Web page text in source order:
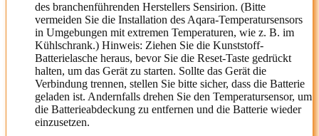
des branchenführenden Herstellers Sensirion. (Bitte
vermeiden Sie die Installation des Aqara-Temperatursensors
in Umgebungen mit extremen Temperaturen, wie z. B. im
Kühlschrank.) Hinweis: Ziehen Sie die Kunststoff-
Batterielasche heraus, bevor Sie die Reset-Taste gedrückt
halten, um das Gerät zu starten. Sollte das Gerät die
Verbindung trennen, stellen Sie bitte sicher, dass die Batterie
geladen ist. Andernfalls drehen Sie den Temperatursensor, um
die Batterieabdeckung zu entfernen und die Batterie wieder
einzusetzen.